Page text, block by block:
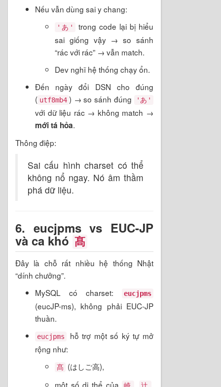
Nếu vẫn dùng sai y chang:
'あ'
trong code lại bị hiểu
sai giống vậy → so sánh
“rác với rác” → vẫn match.
Dev nghĩ hệ thống chạy ổn.
Đến ngày đổi DSN cho đúng
( utf8mb4 ) → so sánh đúng 'あ'
với dữ liệu rác → không match →
mới tá hỏa.
Thông điệp:
Sai cấu hình charset có thể
không nổ ngay. Nó âm thầm
phá dữ liệu.
6. eucjpms vs EUC-JP
và ca khó 髙
Đây là chỗ rất nhiều hệ thống Nhật
“dính chưởng”.
MySQL có charset:
eucjpms
(eucJP-ms), không phải EUC-JP
thuần.
eucjpms
hỗ trợ một số ký tự mở
rộng như:
髙
(はしご高),
một số dị thể của
崎 辻